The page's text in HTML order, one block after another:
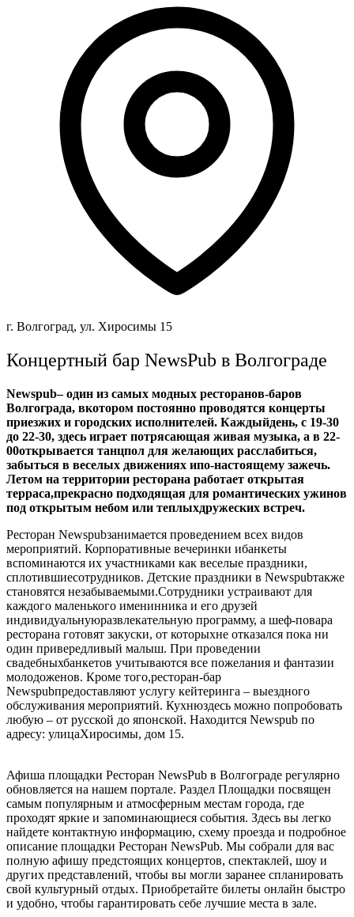
г. Волгоград, ул. Хиросимы 15
Концертный бар NewsPub в Волгограде
Newspub– один из самых модных ресторанов-баров
Волгограда, вкотором постоянно проводятся концерты
приезжих и городских исполнителей. Каждыйдень, с 19-30
до 22-30, здесь играет потрясающая живая музыка, а в 22-
00открывается танцпол для желающих расслабиться,
забыться в веселых движениях ипо-настоящему зажечь.
Летом на территории ресторана работает открытая
терраса,прекрасно подходящая для романтических ужинов
под открытым небом или теплыхдружеских встреч.
Ресторан Newspubзанимается проведением всех видов
мероприятий. Корпоративные вечеринки ибанкеты
вспоминаются их участниками как веселые праздники,
сплотившиесотрудников. Детские праздники в Newspubтакже
становятся незабываемыми.Сотрудники устраивают для
каждого маленького именинника и его друзей
индивидуальнуюразвлекательную программу, а шеф-повара
ресторана готовят закуски, от которыхне отказался пока ни
один привередливый малыш. При проведении
свадебныхбанкетов учитываются все пожелания и фантазии
молодоженов. Кроме того,ресторан-бар
Newspubпредоставляют услугу кейтеринга – выездного
обслуживания мероприятий. Кухнюздесь можно попробовать
любую – от русской до японской. Находится Newspub по
адресу: улицаХиросимы, дом 15.
Афиша площадки Ресторан NewsPub в Волгограде регулярно
обновляется на нашем портале. Раздел Площадки посвящен
самым популярным и атмосферным местам города, где
проходят яркие и запоминающиеся события. Здесь вы легко
найдете контактную информацию, схему проезда и подробное
описание площадки Ресторан NewsPub. Мы собрали для вас
полную афишу предстоящих концертов, спектаклей, шоу и
других представлений, чтобы вы могли заранее спланировать
свой культурный отдых. Приобретайте билеты онлайн быстро
и удобно, чтобы гарантировать себе лучшие места в зале.